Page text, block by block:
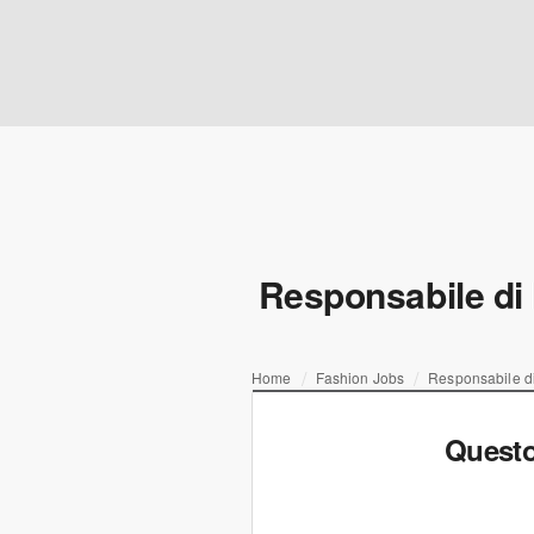
Responsabile
Home Fashion Jobs Responsabile